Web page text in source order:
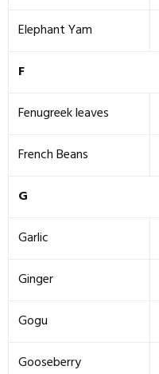
Elephant Yam
F
Fenugreek leaves
French Beans
G
Garlic
Ginger
Gogu
Gooseberry